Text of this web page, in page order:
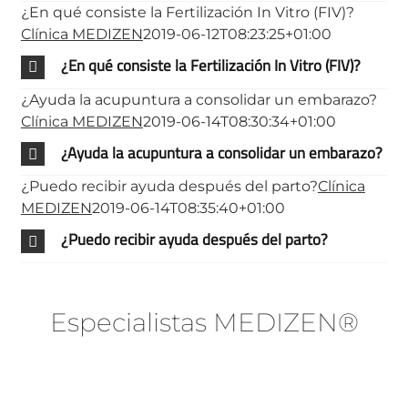
¿En qué consiste la Fertilización In Vitro (FIV)?
Clínica MEDIZEN2019-06-12T08:23:25+01:00
¿En qué consiste la Fertilización In Vitro (FIV)?
¿Ayuda la acupuntura a consolidar un embarazo?
Clínica MEDIZEN2019-06-14T08:30:34+01:00
¿Ayuda la acupuntura a consolidar un embarazo?
¿Puedo recibir ayuda después del parto?Clínica
MEDIZEN2019-06-14T08:35:40+01:00
¿Puedo recibir ayuda después del parto?
Especialistas MEDIZEN®